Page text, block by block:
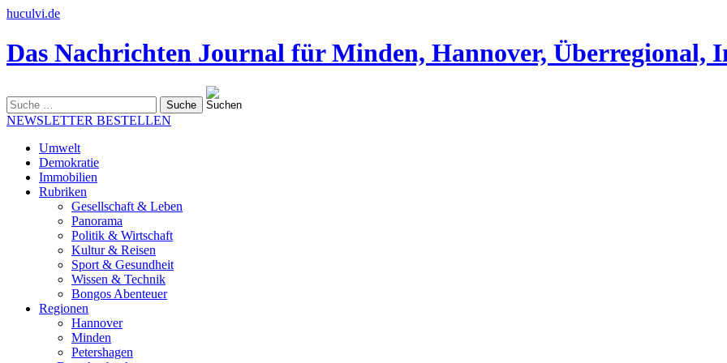
huculvi.de
Das Nachrichten Journal für Minden, Hannover, Überregional,
nach:
NEWSLETTER BESTELLEN
Umwelt
Demokratie
Immobilien
Rubriken
Gesellschaft & Leben
Panorama
Politik & Wirtschaft
Kultur & Reisen
Sport & Gesundheit
Wissen & Technik
Bongos Abenteuer
Regionen
Hannover
Minden
Petershagen